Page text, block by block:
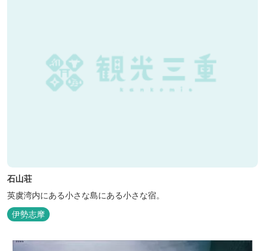
石山荘
英虞湾内にある小さな島にある小さな宿。
伊勢志摩